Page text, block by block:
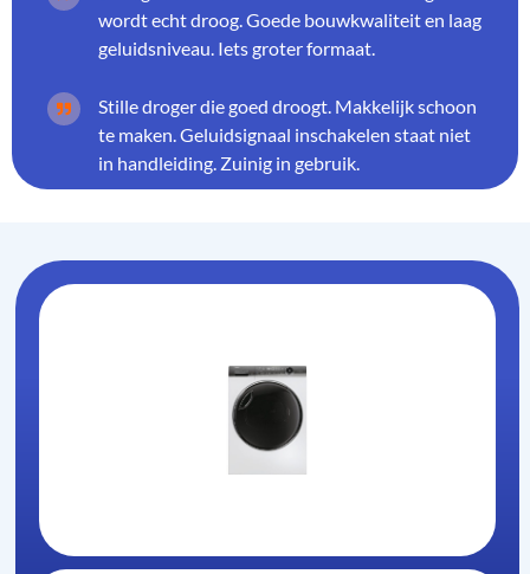
wordt echt droog. Goede bouwkwaliteit en laag
geluidsniveau. Iets groter formaat.
Stille droger die goed droogt. Makkelijk schoon
te maken. Geluidsignaal inschakelen staat niet
in handleiding. Zuinig in gebruik.